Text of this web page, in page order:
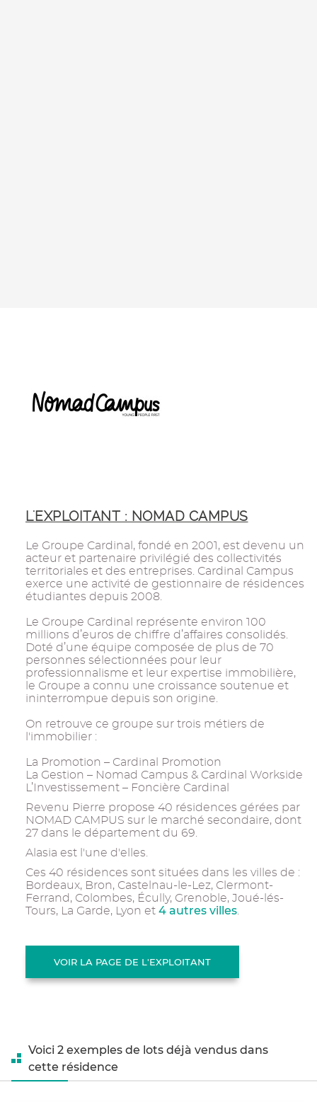
L'EXPLOITANT : NOMAD CAMPUS
Le Groupe Cardinal, fondé en 2001, est devenu un
acteur et partenaire privilégié des collectivités
territoriales et des entreprises. Cardinal Campus
exerce une activité de gestionnaire de résidences
étudiantes depuis 2008.
Le Groupe Cardinal représente environ 100
millions d’euros de chiffre d’affaires consolidés.
Doté d’une équipe composée de plus de 70
personnes sélectionnées pour leur
professionnalisme et leur expertise immobilière,
le Groupe a connu une croissance soutenue et
ininterrompue depuis son origine.
On retrouve ce groupe sur trois métiers de
l'immobilier :
La Promotion – Cardinal Promotion
La Gestion – Nomad Campus & Cardinal Workside
L’Investissement – Foncière Cardinal
Revenu Pierre propose 40 résidences gérées par
NOMAD CAMPUS sur le marché secondaire, dont
27 dans le département du 69.
Alasia est l'une d'elles.
Ces 40 résidences sont situées dans les villes de :
Bordeaux, Bron, Castelnau-le-Lez, Clermont-
Ferrand, Colombes, Écully, Grenoble, Joué-lés-
Tours, La Garde, Lyon et 4 autres villes
VOIR LA PAGE DE L'EXPLOITANT
Voici 2 exemples de lots déjà vendus dans
cette résidence